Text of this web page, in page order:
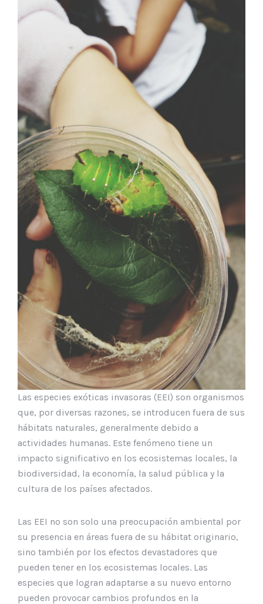
Las especies exóticas invasoras (EEI) son organismos
que, por diversas razones, se introducen fuera de sus
hábitats naturales, generalmente debido a
actividades humanas. Este fenómeno tiene un
impacto significativo en los ecosistemas locales, la
biodiversidad, la economía, la salud pública y la
cultura de los países afectados.
Las EEI no son solo una preocupación ambiental por
su presencia en áreas fuera de su hábitat originario,
sino también por los efectos devastadores que
pueden tener en los ecosistemas locales. Las
especies que logran adaptarse a su nuevo entorno
pueden provocar cambios profundos en la